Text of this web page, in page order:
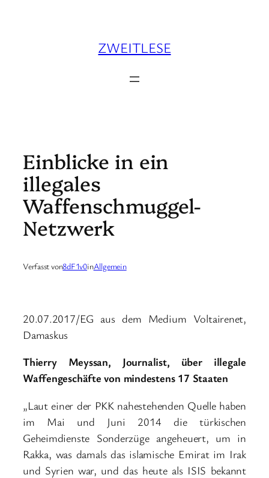
ZWEITLESE
Einblicke in ein
illegales
Waffenschmuggel-
Netzwerk
Verfasst von8dF1v0inAllgemein
20.07.2017/EG aus dem Medium Voltairenet,
Damaskus
Thierry Meyssan, Journalist, über illegale
Waffengeschäfte von mindestens 17 Staaten
„Laut einer der PKK nahestehenden Quelle haben
im Mai und Juni 2014 die türkischen
Geheimdienste Sonderzüge angeheuert, um in
Rakka, was damals das islamische Emirat im Irak
und Syrien war, und das heute als ISIS bekannt